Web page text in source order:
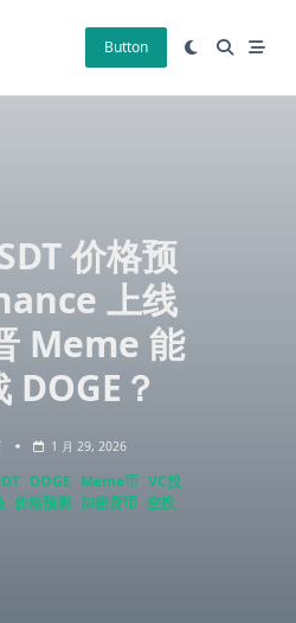
Button
价格预
上线
Meme 能
DOGE？
1 月 29, 2026
DOGE Meme币 VC投
价格预测 加密货币 空投